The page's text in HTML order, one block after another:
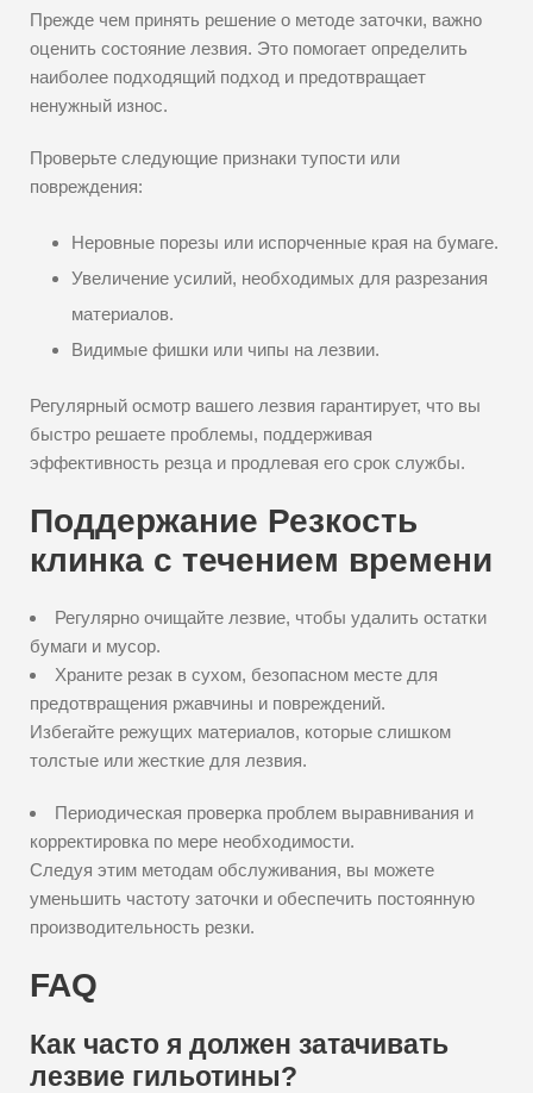
Прежде чем принять решение о методе заточки, важно
оценить состояние лезвия. Это помогает определить
наиболее подходящий подход и предотвращает
ненужный износ.
Проверьте следующие признаки тупости или
повреждения:
Неровные порезы или испорченные края на бумаге.
Увеличение усилий, необходимых для разрезания
материалов.
Видимые фишки или чипы на лезвии.
Регулярный осмотр вашего лезвия гарантирует, что вы
быстро решаете проблемы, поддерживая
эффективность резца и продлевая его срок службы.
Поддержание Резкость
клинка с течением времени
Регулярно очищайте лезвие, чтобы удалить остатки
бумаги и мусор.
Храните резак в сухом, безопасном месте для
предотвращения ржавчины и повреждений.
Избегайте режущих материалов, которые слишком
толстые или жесткие для лезвия.
Периодическая проверка проблем выравнивания и
корректировка по мере необходимости.
Следуя этим методам обслуживания, вы можете
уменьшить частоту заточки и обеспечить постоянную
производительность резки.
FAQ
Как часто я должен затачивать
лезвие гильотины?